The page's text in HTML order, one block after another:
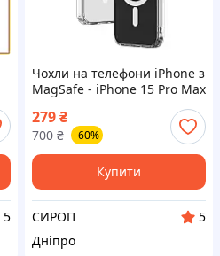
5
Чохли на телефони iPhone з
MagSafe - iPhone 15 Pro Max
279₴
700 ₴ -60%
Купити
СИРОП
5
Дніпро